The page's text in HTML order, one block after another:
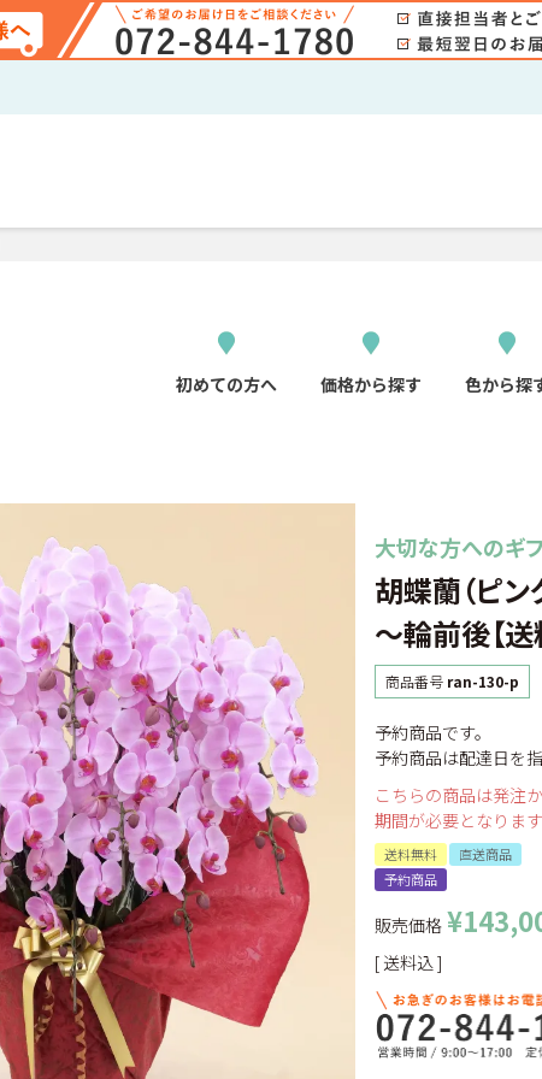
初めての方へ 価格から探す 色から探
大切な方へのギ
胡蝶蘭（ピ
～輪前後【送
商品番号 ran-130-p
予約商品です。
予約商品は配達日を
こちらの商品は発注
期間が必要となりま
送料無料
直送商品
予約商品
販売価格 ¥
送料込